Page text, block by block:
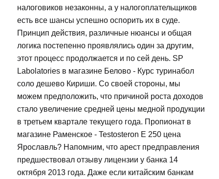
налоговиков незаконны, а у налогоплательщиков
есть все шансы успешно оспорить их в суде.
Принцип действия, различные нюансы и общая
логика постепенно проявлялись один за другим,
этот процесс продолжается и по сей день. SP
Labolatories в магазине Белово - Курс туринабол
соло дешево Кириши. Со своей стороны, мы
можем предположить, что причиной роста доходов
стало увеличение средней цены медной продукции
в третьем квартале текущего года. Пропионат в
магазине Раменское - Testosteron E 250 цена
Ярославль? Напомним, что арест предправления
предшествовал отзыву лицензии у банка 14
октября 2013 года. Даже если китайским банкам